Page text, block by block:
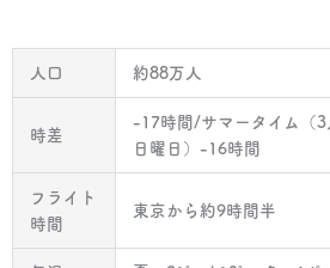
人口 約88万人
時差
-17時間/サマータイム（3
日曜日）-16時間
フライト
時間
東京から約9時間半